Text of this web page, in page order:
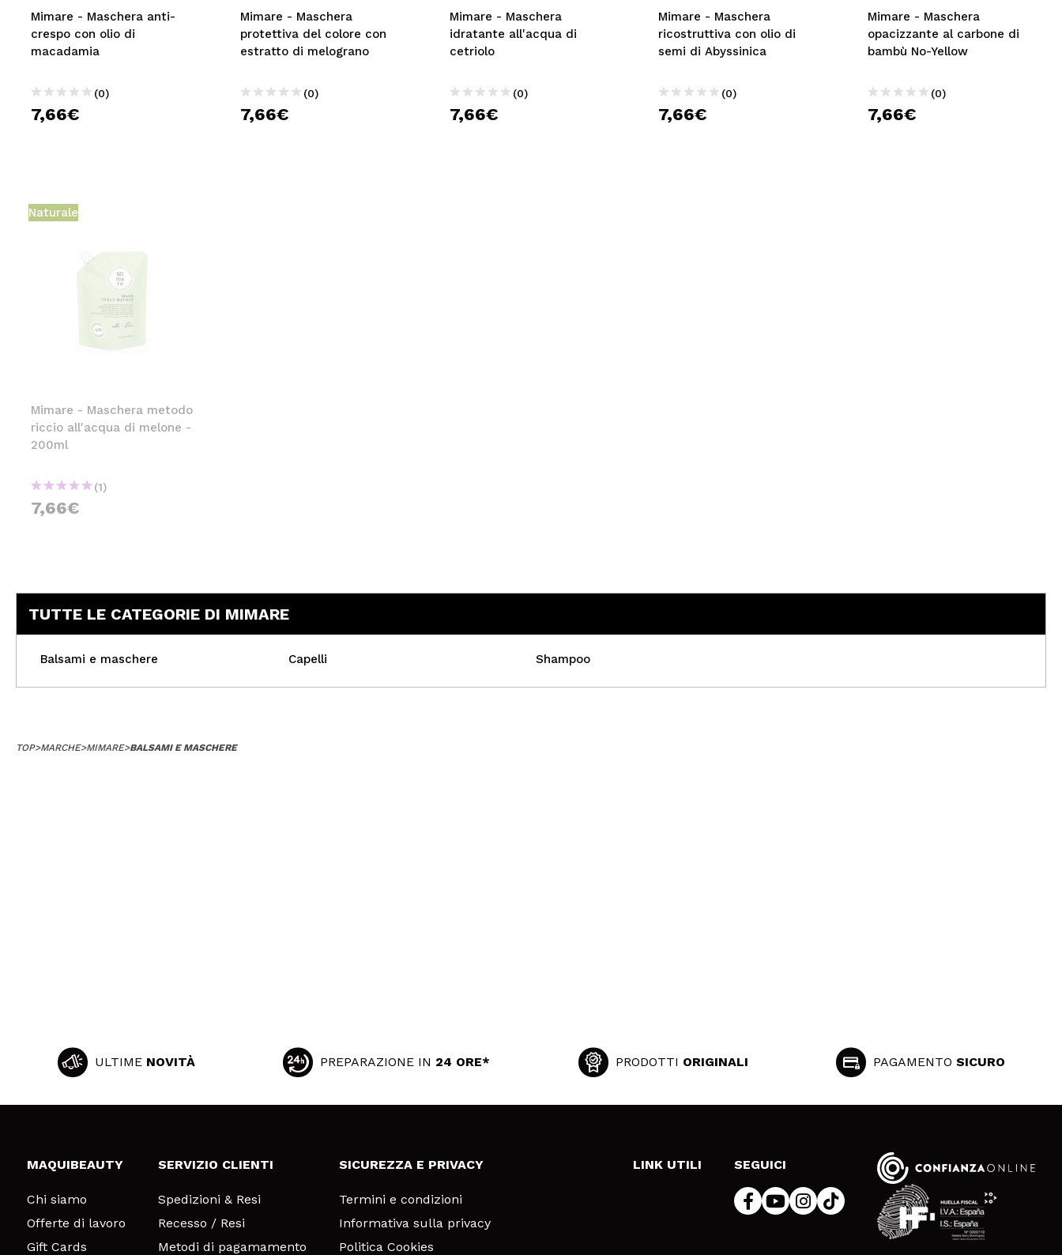
Mimare - Maschera anti-
crespo con olio di
macadamia
(0)
7,66€
Mimare - Maschera
protettiva del colore con
estratto di melograno
(0)
7,66€
Mimare - Maschera
idratante all'acqua di
cetriolo
(0)
7,66€
Mimare - Maschera
ricostruttiva con olio di
semi di Abyssinica
(0)
7,66€
Mimare - Maschera
opacizzante al carbone di
bambù No-Yellow
(0)
7,66€
Naturale
Mimare - Maschera metodo
riccio all'acqua di melone -
200ml
(1)
7,66€
TUTTE LE CATEGORIE DI MIMARE
Balsami e maschere Capelli Shampoo
TOP>MARCHE>MIMARE>BALSAMI E MASCHERE
ULTIME NOVITÀ PREPARAZIONE IN 24 ORE* PRODOTTI ORIGINALI PAGAMENTO SICURO
MAQUIBEAUTY
Chi siamo
Offerte di lavoro
Gift Cards
SERVIZIO CLIENTI
Spedizioni & Resi
Recesso / Resi
Metodi di pagamamento
SICUREZZA E PRIVACY
Termini e condizioni
Informativa sulla privacy
Politica Cookies
LINK UTILI SEGUICI